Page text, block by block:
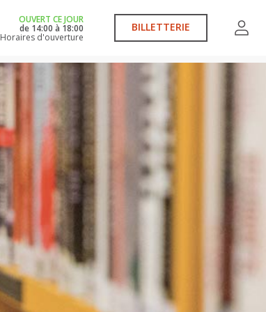
OUVERT CE JOUR
de 14:00 à 18:00
Horaires d'ouverture
BILLETTERIE